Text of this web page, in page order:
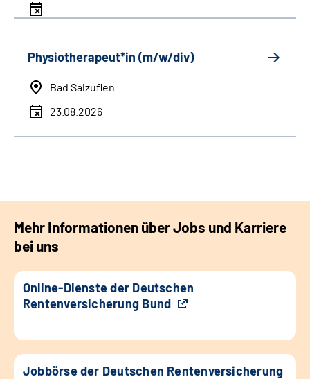
Physiotherapeut*in (m/w/div)
Bad Salzuflen
23.08.2026
Mehr Informationen über Jobs und Karriere
bei uns
Online-Dienste der Deutschen
Rentenversicherung Bund
Jobbörse der Deutschen Rentenversicherung